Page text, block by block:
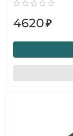
4620₽